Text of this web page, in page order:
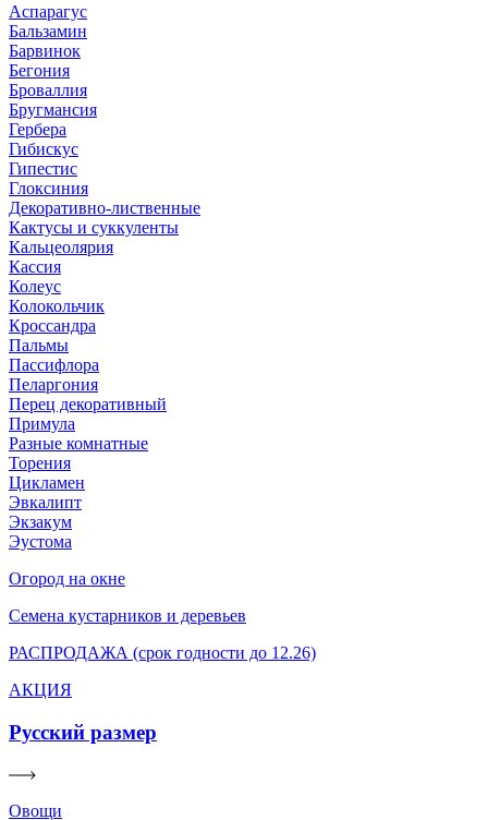
Аспарагус
Бальзамин
Барвинок
Бегония
Броваллия
Бругмансия
Гербера
Гибискус
Гипестис
Глоксиния
Декоративно-лиственные
Кактусы и суккуленты
Кальцеолярия
Кассия
Колеус
Колокольчик
Кроссандра
Пальмы
Пассифлора
Пеларгония
Перец декоративный
Примула
Разные комнатные
Торения
Цикламен
Эвкалипт
Экзакум
Эустома
Огород на окне
Семена кустарников и деревьев
РАСПРОДАЖА (срок годности до 12.26)
АКЦИЯ
Русский размер
Овощи